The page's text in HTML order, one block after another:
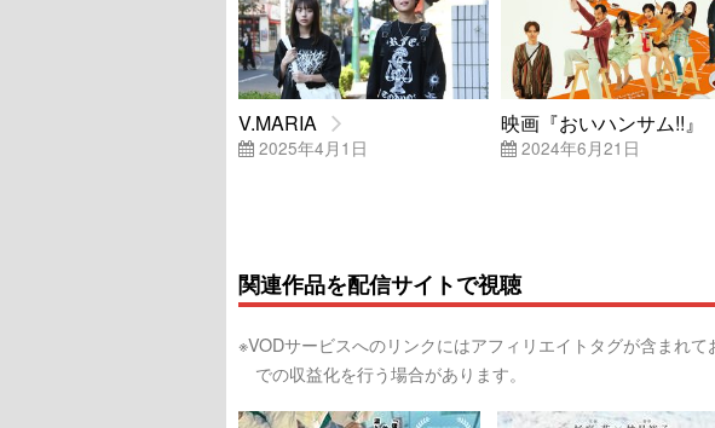
V.MARIA
2025年4月1日
映画『おいハンサム!!』
2024年6月21日
関連作品を配信サイトで視聴
※VODサービスへのリンクにはアフィリエイトタグが含まれ
での収益化を行う場合があります。